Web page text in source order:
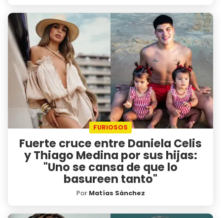
FURIOSOS
Fuerte cruce entre Daniela Celis
y Thiago Medina por sus hijas:
"Uno se cansa de que lo
basureen tanto"
Por Matías Sánchez